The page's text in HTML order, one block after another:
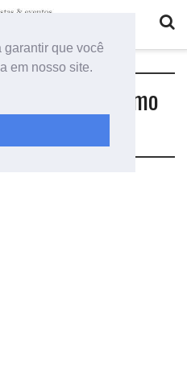
garantir que você
em nosso site.
decorado como